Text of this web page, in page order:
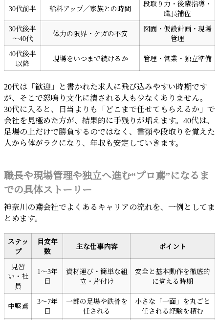
30代前半 給料アップ／家族との時間
段取り力・後輩指導・
職長補佐
30代後半
～40代
体力の限界・ケガの不安
図面・仮設計画・現場
管理
40代後半
以降
現場をいつまで続けるか 管理・営業・独立準備
20代は「歓迎」と書かれた求人に飛び込みやすい時期です
が、そこで怒鳴り文化に潰される人も少なくありません。
30代に入ると、日当よりも「どこまで任せてもらえるか」で
会社を見極めた方が、結果的に手残りが増えます。40代は、
足場の上だけで勝負するのではなく、書類や段取りを覚えた
人から体がラクになり、年収も安定していきます。
職長や現場管理や独立へ進む“プロ鳶”になるま
での具体ストーリー
神奈川の鳶会社でよくあるキャリアの流れを、一例としてま
とめます。
ステッ
プ
目安年
数
主な仕事内容 ポイント
見習
い・社
員
1～3年
目
資材運び・簡単な組
立・片付け
安全と基本動作を徹底的
に覚える時期
中堅鳶
3～7年
目
一部の足場や鉄骨を
任される
小さな「一面」を丸ごと
任される経験を積む